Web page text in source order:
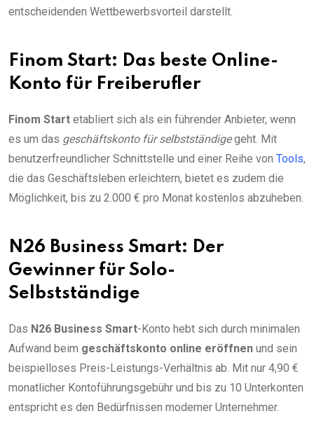
entscheidenden Wettbewerbsvorteil darstellt.
Finom Start: Das beste Online-
Konto für Freiberufler
Finom Start etabliert sich als ein führender Anbieter, wenn
es um das geschäftskonto für selbstständigegeht. Mit
benutzerfreundlicher Schnittstelle und einer Reihe von Tools,
die das Geschäftsleben erleichtern, bietet es zudem die
Möglichkeit, bis zu 2.000 € pro Monat kostenlos abzuheben.
N26 Business Smart: Der
Gewinner für Solo-
Selbstständige
Das N26 Business Smart-Konto hebt sich durch minimalen
Aufwand beim geschäftskonto online eröffnen und sein
beispielloses Preis-Leistungs-Verhältnis ab. Mit nur 4,90 €
monatlicher Kontoführungsgebühr und bis zu 10 Unterkonten
entspricht es den Bedürfnissen moderner Unternehmer.